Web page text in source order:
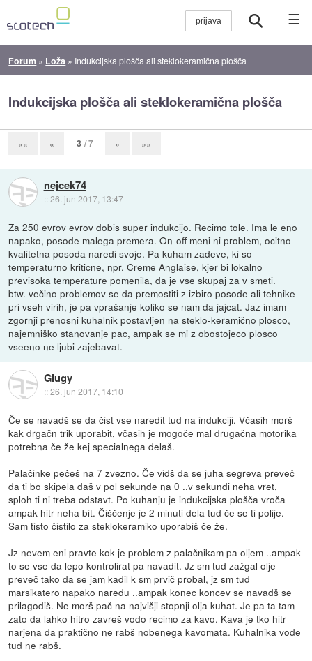
☰
Forum » Loža » Indukcijska plošča ali steklokeramična plošča
Indukcijska plošča ali steklokeramična plošča
«« « 3 / 7 » »»
nejcek74
::26. jun 2017, 13:47
Za 250 evrov evrov dobis super indukcijo. Recimotole. Ima le eno
napako, posode malega premera. On-off meni ni problem, ocitno
kvalitetna posoda naredi svoje. Pa kuham zadeve, ki so
temperaturno kriticne, npr.Creme Anglaise, kjer bi lokalno
previsoka temperature pomenila, da je vse skupaj za v smeti.
btw. večino problemov se da premostiti z izbiro posode ali tehnike
pri vseh virih, je pa vprašanje koliko se nam da jajcat. Jaz imam
zgornji prenosni kuhalnik postavljen na steklo-keramično plosco,
najemniško stanovanje pac, ampak se mi z obostojeco plosco
vseeno ne ljubi zajebavat.
Glugy
::26. jun 2017, 14:10
Če se navadš se da čist vse naredit tud na indukciji. Včasih morš
kak drgačn trik uporabit, včasih je mogoče mal drugačna motorika
potrebna če že kej specialnega delaš.
Palačinke pečeš na 7 zvezno. Če vidš da se juha segreva preveč
da ti bo skipela daš v pol sekunde na 0 ..v sekundi neha vret,
sploh ti ni treba odstavt. Po kuhanju je indukcijska plošča vroča
ampak hitr neha bit. Čiščenje je 2 minuti dela tud če se ti polije.
Sam tisto čistilo za steklokeramiko uporabiš če že.
Jz nevem eni pravte kok je problem z palačnikam pa oljem ..ampak
to se vse da lepo kontrolirat pa navadit. Jz sm tud zažgal olje
preveč tako da se jam kadil k sm prvič probal, jz sm tud
marsikatero napako naredu ..ampak konec koncev se navadš se
prilagodiš. Ne morš pač na najvišji stopnji olja kuhat. Je pa ta tam
zato da lahko hitro zavreš vodo recimo za kavo. Kava je tko hitr
narjena da praktično ne rabš nobenega kavomata. Kuhalnika vode
tud ne rabš.